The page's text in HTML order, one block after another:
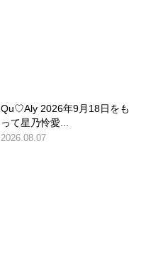
Qu♡Aly 2026年9月18日をも
って星乃怜愛...
2026.08.07